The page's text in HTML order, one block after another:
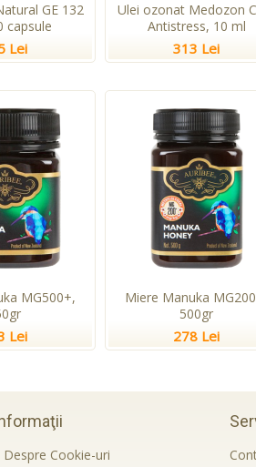
GE 132
capsule
Lei
Ulei ozonat Medozon
Antistress, 10 ml
313 Lei
MG500+,
Lei
Miere Manuka
500gr
278 Lei
Despre Cookie-uri